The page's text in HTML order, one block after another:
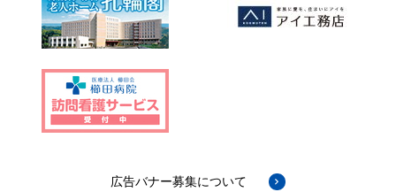
広告バナー募集について